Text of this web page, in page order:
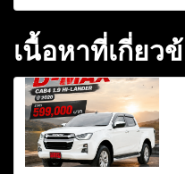
เนื้อหาที่เกี่ยว